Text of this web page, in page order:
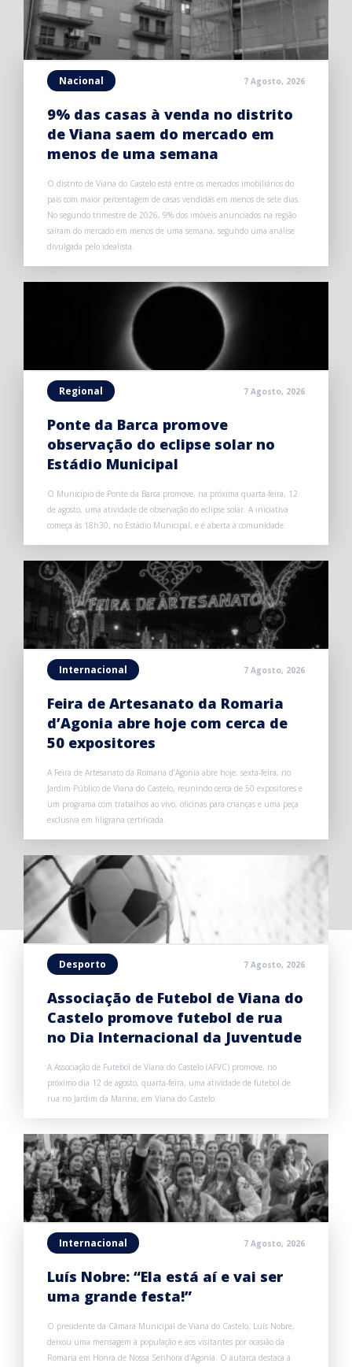
Nacional 7 Agosto, 2026
9% das casas à venda no distrito
de Viana saem do mercado em
menos de uma semana
O distrito de Viana do Castelo está entre os mercados imobiliários do
país com maior percentagem de casas vendidas em menos de sete dias.
No segundo trimestre de 2026, 9% dos imóveis anunciados na região
saíram do mercado em menos de uma semana, segundo uma análise
divulgada pelo idealista.
Regional 7 Agosto, 2026
Ponte da Barca promove
observação do eclipse solar no
Estádio Municipal
O Município de Ponte da Barca promove, na próxima quarta-feira, 12
de agosto, uma atividade de observação do eclipse solar. A iniciativa
começa às 18h30, no Estádio Municipal, e é aberta à comunidade.
Internacional 7 Agosto, 2026
Feira de Artesanato da Romaria
d’Agonia abre hoje com cerca de
50 expositores
A Feira de Artesanato da Romaria d’Agonia abre hoje, sexta-feira, no
Jardim Público de Viana do Castelo, reunindo cerca de 50 expositores e
um programa com trabalhos ao vivo, oficinas para crianças e uma peça
exclusiva em filigrana certificada.
Desporto 7 Agosto, 2026
Associação de Futebol de Viana do
Castelo promove futebol de rua
no Dia Internacional da Juventude
A Associação de Futebol de Viana do Castelo (AFVC) promove, no
próximo dia 12 de agosto, quarta-feira, uma atividade de futebol de
rua no Jardim da Marina, em Viana do Castelo.
Internacional 7 Agosto, 2026
Luís Nobre: “Ela está aí e vai ser
uma grande festa!”
O presidente da Câmara Municipal de Viana do Castelo, Luís Nobre,
deixou uma mensagem à população e aos visitantes por ocasião da
Romaria em Honra de Nossa Senhora d’Agonia. O autarca destaca a